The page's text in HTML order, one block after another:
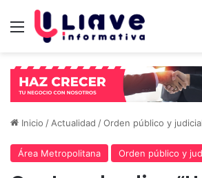
Menú
Inicio / Actualidad /Orden público y
Área Metropolitana Orden público y